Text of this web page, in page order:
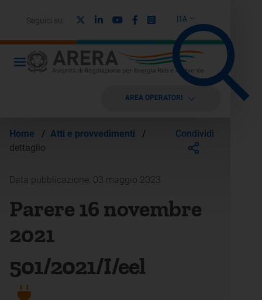
ITA
Seguici su: LinkedinYoutubeFacebook
Instagram
AREA OPERATORI
Home / Atti e provvedimenti
/
dettaglio
Condividi
Data pubblicazione: 03 maggio 2023
Parere 16 novembre
2021
501/2021/I/eel